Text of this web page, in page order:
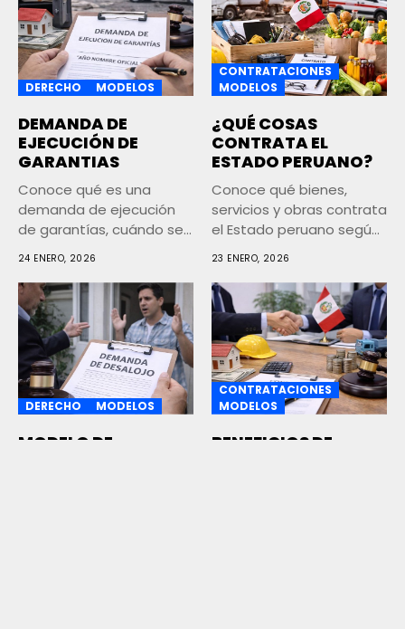
DERECHO MODELOS
DEMANDA DE
EJECUCIÓN DE
GARANTIAS
Conoce qué es una
demanda de ejecución
de garantías, cuándo se
presenta,...
24 ENERO, 2026
CONTRATACIONES
MODELOS
¿QUÉ COSAS
CONTRATA EL
ESTADO PERUANO?
Conoce qué bienes,
servicios y obras contrata
el Estado peruano según
la...
23 ENERO, 2026
DERECHO MODELOS
MODELO DE
CONTRATACIONES
MODELOS
BENEFICIOS DE